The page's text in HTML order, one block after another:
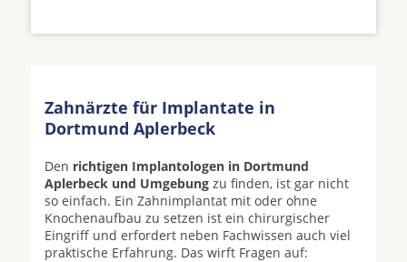
Zahnärzte für Implantate in
Dortmund Aplerbeck
Den richtigen Implantologen in Dortmund
Aplerbeck und Umgebung zu finden, ist gar nicht
so einfach. Ein Zahnimplantat mit oder ohne
Knochenaufbau zu setzen ist ein chirurgischer
Eingriff und erfordert neben Fachwissen auch viel
praktische Erfahrung. Das wirft Fragen auf: